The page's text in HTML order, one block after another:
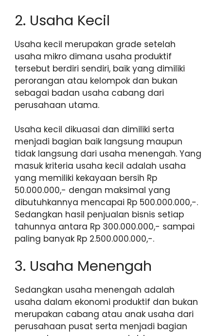
2. Usaha Kecil
Usaha kecil merupakan grade setelah
usaha mikro dimana usaha produktif
tersebut berdiri sendiri, baik yang dimiliki
perorangan atau kelompok dan bukan
sebagai badan usaha cabang dari
perusahaan utama.
Usaha kecil dikuasai dan dimiliki serta
menjadi bagian baik langsung maupun
tidak langsung dari usaha menengah. Yang
masuk kriteria usaha kecil adalah usaha
yang memiliki kekayaan bersih Rp
50.000.000,- dengan maksimal yang
dibutuhkannya mencapai Rp 500.000.000,-.
Sedangkan hasil penjualan bisnis setiap
tahunnya antara Rp 300.000.000,- sampai
paling banyak Rp 2.500.000.000,-.
3. Usaha Menengah
Sedangkan usaha menengah adalah
usaha dalam ekonomi produktif dan bukan
merupakan cabang atau anak usaha dari
perusahaan pusat serta menjadi bagian